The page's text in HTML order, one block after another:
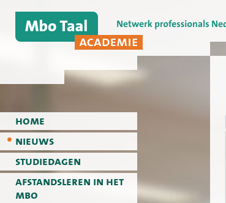
home
nieuws
studiedagen
afstandsleren in het
mbo